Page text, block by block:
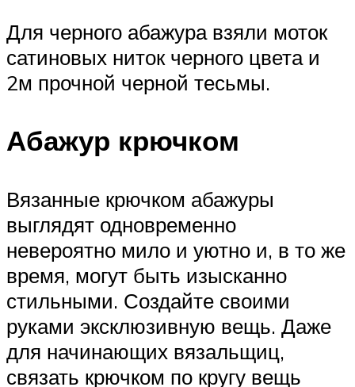
Для черного абажура взяли моток
сатиновых ниток черного цвета и
2м прочной черной тесьмы.
Абажур крючком
Вязанные крючком абажуры
выглядят одновременно
невероятно мило и уютно и, в то же
время, могут быть изысканно
стильными. Создайте своими
руками эксклюзивную вещь. Даже
для начинающих вязальщиц,
связать крючком по кругу вещь